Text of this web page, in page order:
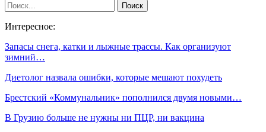
Интересное:
Запасы снега, катки и лыжные трассы. Как организуют
зимний…
Диетолог назвала ошибки, которые мешают похудеть
Брестский «Коммунальник» пополнился двумя новыми…
В Грузию больше не нужны ни ПЦР, ни вакцина